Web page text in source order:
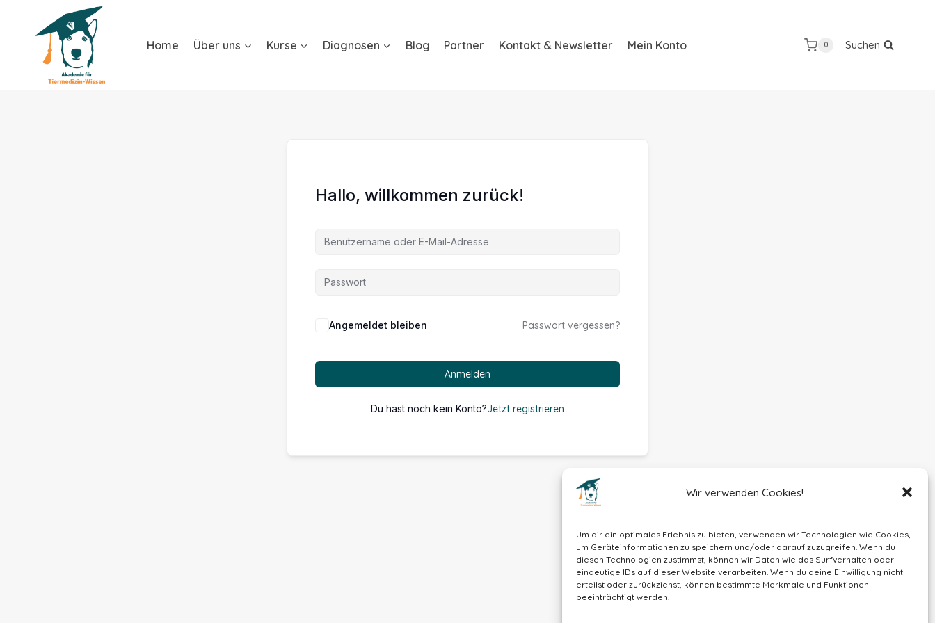
Wir verwenden Cookies!
Um dir ein optimales Erlebnis zu bieten, verwenden wir Technologien wie Cookies,
um Geräteinformationen zu speichern und/oder darauf zuzugreifen. Wenn du
diesen Technologien zustimmst, können wir Daten wie das Surfverhalten oder
eindeutige IDs auf dieser Website verarbeiten. Wenn du deine Einwilligung nicht
erteilst oder zurückziehst, können bestimmte Merkmale und Funktionen
beeinträchtigt werden.
Home Über uns Kurse Diagnosen Blog Partner Kontakt & Newsletter Mein Konto 0 Suchen
Hallo, willkommen zurück!
Alternative:
Angemeldet bleiben Passwort vergessen?
Anmelden
Du hast noch kein Konto?Jetzt registrieren